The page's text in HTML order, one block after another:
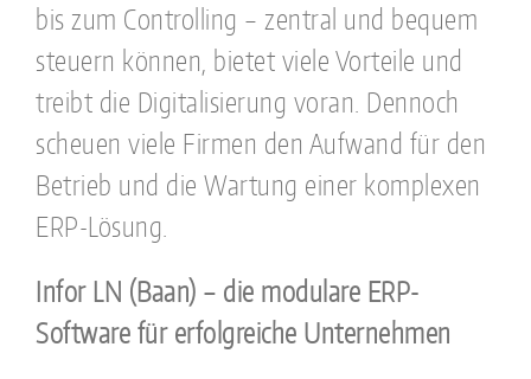
bis zum Controlling – zentral und bequem
steuern können, bietet viele Vorteile und
treibt die Digitalisierung voran. Dennoch
scheuen viele Firmen den Aufwand für den
Betrieb und die Wartung einer komplexen
ERP-Lösung.
Infor LN (Baan) – die modulare ERP-
Software für erfolgreiche Unternehmen